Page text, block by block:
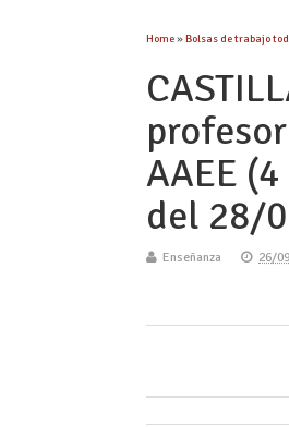
Home»Bolsas de trabajo
AAEE
del 28/
Enseñanza 26/